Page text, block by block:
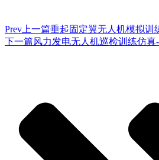
Prev 上一篇垂起固定翼无人机模拟训
下一篇风力发电无人机巡检训练仿